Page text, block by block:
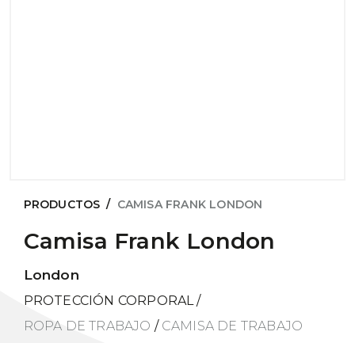
PRODUCTOS / CAMISA FRANK LONDON
Camisa Frank London
London
PROTECCIÓN CORPORAL /
ROPA DE TRABAJO / CAMISA DE TRABAJO